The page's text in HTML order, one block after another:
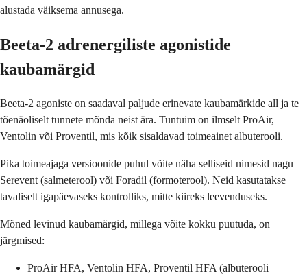
alustada väiksema annusega.
Beeta-2 adrenergiliste agonistide
kaubamärgid
Beeta-2 agoniste on saadaval paljude erinevate kaubamärkide all ja te
tõenäoliselt tunnete mõnda neist ära. Tuntuim on ilmselt ProAir,
Ventolin või Proventil, mis kõik sisaldavad toimeainet albuterooli.
Pika toimeajaga versioonide puhul võite näha selliseid nimesid nagu
Serevent (salmeterool) või Foradil (formoterool). Neid kasutatakse
tavaliselt igapäevaseks kontrolliks, mitte kiireks leevenduseks.
Mõned levinud kaubamärgid, millega võite kokku puutuda, on
järgmised:
ProAir HFA, Ventolin HFA, Proventil HFA (albuterooli